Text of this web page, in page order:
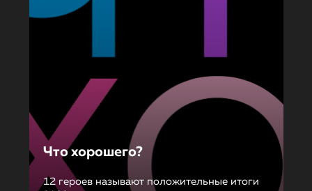
Что хорошего?
12 героев называют положительные итоги